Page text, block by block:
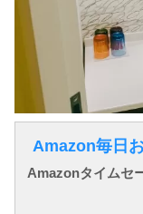
Amazon毎日
Amazonタイムセ